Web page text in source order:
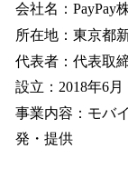
会社名：PayPay
所在地：東京都
代表者：代表取
設立：2018年6月
事業内容：モバ
発・提供